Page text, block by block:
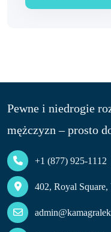
Pewne i niedrogie
mężczyzn – prosto
+1 (877) 925-1112
402, Royal